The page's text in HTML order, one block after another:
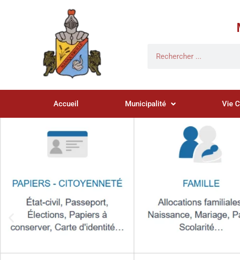
Accueil Municipalité Vie